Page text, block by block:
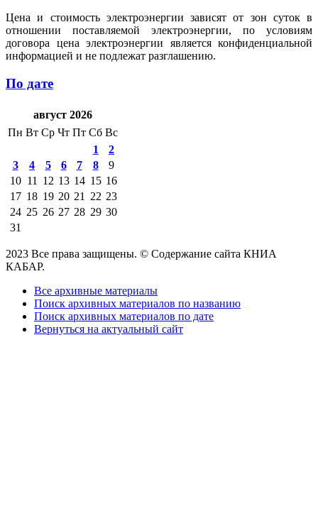
Цена и стоимость электроэнергии зависят от зон суток в
отношении поставляемой электроэнергии, по условиям
договора цена электроэнергии является конфиденциальной
информацией и не подлежат разглашению.
По дате
август 2026
Пн Вт Ср Чт Пт Сб Вс
1
2
3
4 5 6 7 8
9
10 11 12 13 14 15 16
17 18 19 20 21 22 23
24 25 26 27 28 29 30
31
2023 Все права защищены. © Содержание сайта КНИА
КАБАР.
Все архивные материалы
Поиск архивных материалов по названию
Поиск архивных материалов по дате
Вернуться на актуальный сайт